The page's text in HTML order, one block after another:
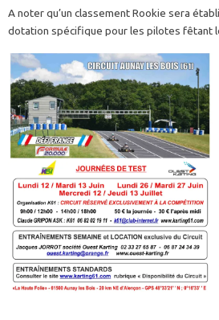
A noter qu’un classement Rookie sera
dotation spécifique pour les pilotes fêtant